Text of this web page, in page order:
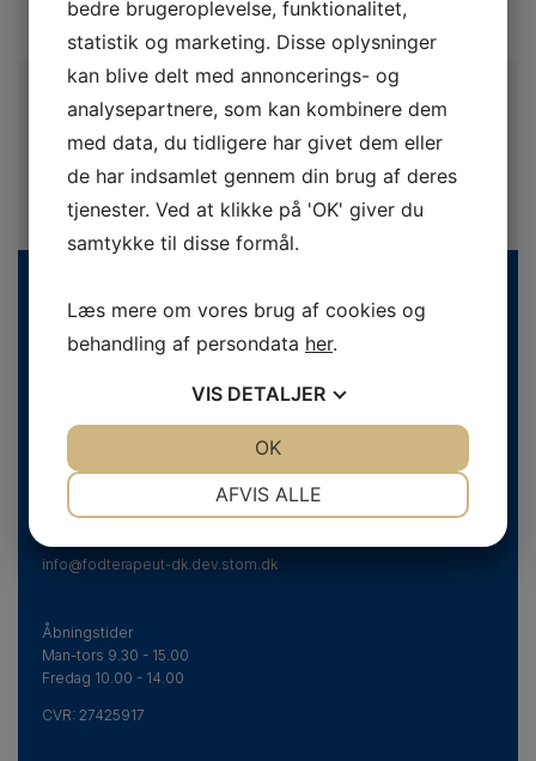
Danske Fodterapeuter
Svend Aukens Plads 11, 2. sal
DK-2300 København S
Telefon
info@fodterapeut-dk.dev.stom.dk
Åbningstider
Man-tors 9.30 - 15.00
Fredag 10.00 - 14.00
CVR: 27425917
bedre brugeroplevelse, funktionalitet,
statistik og marketing. Disse oplysninger
kan blive delt med annoncerings- og
analysepartnere, som kan kombinere dem
med data, du tidligere har givet dem eller
de har indsamlet gennem din brug af deres
tjenester. Ved at klikke på 'OK' giver du
samtykke til disse formål.
Læs mere om vores brug af cookies og
behandling af persondata her.
VIS DETALJER
MARKETING
AFVIS ALLE
OK